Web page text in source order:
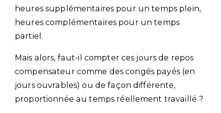
heures supplémentaires pour un temps plein,
heures complémentaires pour un temps
partiel.
Mais alors, faut-il compter ces jours de repos
compensateur comme des congés payés (en
jours ouvrables) ou de façon différente,
proportionnée au temps réellement travaillé ?